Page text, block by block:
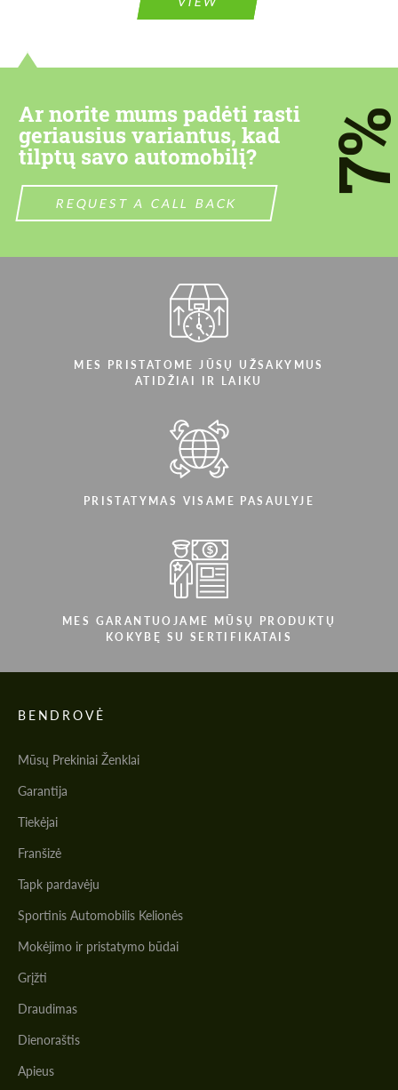
Ar norite mums padėti rasti
geriausius variantus, kad
tilptų savo automobilį?
REQUEST A CALL BACK
MES PRISTATOME JŪSŲ UŽSAKYMUS
ATIDŽIAI IR LAIKU
PRISTATYMAS VISAME PASAULYJE
MES GARANTUOJAME MŪSŲ PRODUKTŲ
KOKYBĘ SU SERTIFIKATAIS
BENDROVĖ
Mūsų Prekiniai Ženklai
Garantija
Tiekėjai
Franšizė
Tapk pardavėju
Sportinis Automobilis Kelionės
Mokėjimo ir pristatymo būdai
Grįžti
Draudimas
Dienoraštis
Apieus